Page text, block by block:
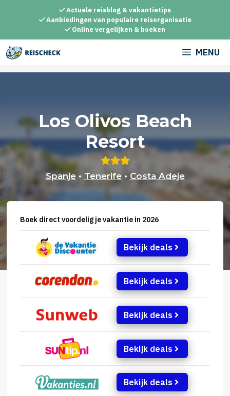
inhoud
Actuele reisblog & vakantietips
Aanbiedingen van populaire reisorganisatie
Online vergelijken & boeken
MENU
Los Olivos Beach
Resort
Spanje • Tenerife• Costa Adeje
Boek direct voordelig je vakantie in 2026
Bekijk deals
Bekijk deals
Bekijk deals
Bekijk deals
Bekijk deals